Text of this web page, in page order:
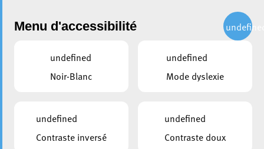
Administration
photovoltaïque sur le carport
du House of BioHealth
Menu d'accessibilité
undefined
Noir-Blanc
undefined
Mode dyslexie
undefined
Contraste inversé
undefined
Contraste doux